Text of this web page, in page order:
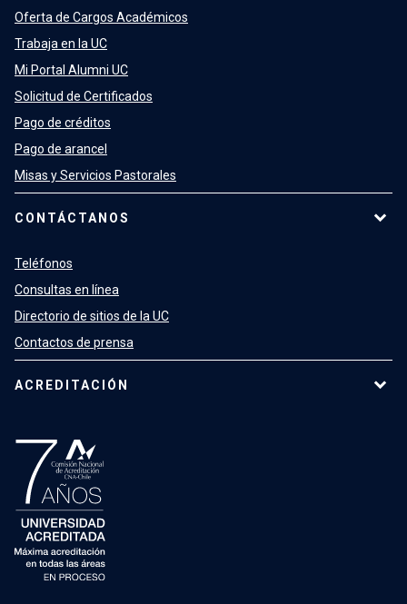
Oferta de Cargos Académicos
Trabaja en la UC
Mi Portal Alumni UC
Solicitud de Certificados
Pago de créditos
Pago de arancel
Misas y Servicios Pastorales
CONTÁCTANOS
Teléfonos
Consultas en línea
Directorio de sitios de la UC
Contactos de prensa
ACREDITACIÓN